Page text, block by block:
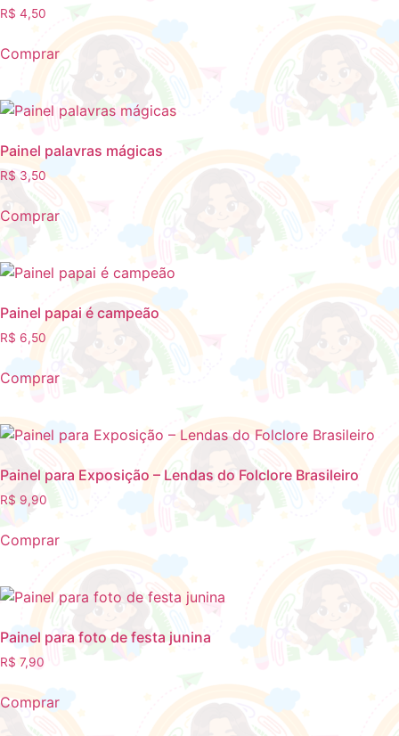
R$ 4,50
Comprar
Painel palavras mágicas
R$ 3,50
Comprar
Painel papai é campeão
R$ 6,50
Comprar
Painel para Exposição – Lendas do Folclore Brasileiro
R$ 9,90
Comprar
Painel para foto de festa junina
R$ 7,90
Comprar